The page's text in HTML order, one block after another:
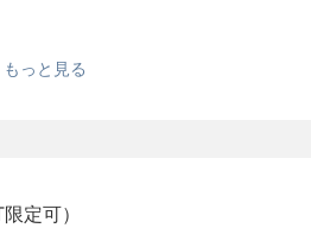
施
理
の、計20名のグループに所属し
数値です）
の数値です）
もっと見る
定可）